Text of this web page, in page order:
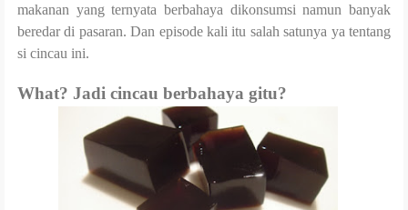
makanan yang ternyata berbahaya dikonsumsi namun banyak
beredar di pasaran. Dan episode kali itu salah satunya ya tentang
si cincau ini.
What? Jadi cincau berbahaya gitu?